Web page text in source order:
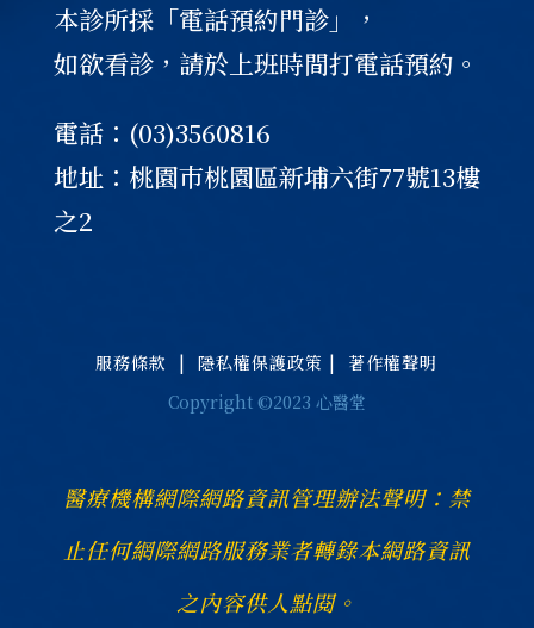
本診所採「電話預約門診」，
如欲看診，請於上班時間打電話預約。
電話：(03)3560816
地址：桃園巿桃園區新埔六街77號13樓
之2
服務條款 |隱私權保護政策 | 著作權聲明
Copyright ©2023 心醫堂
醫療機構網際網路資訊管理辦法聲明：禁
止任何網際網路服務業者轉錄本網路資訊
之內容供人點閱。